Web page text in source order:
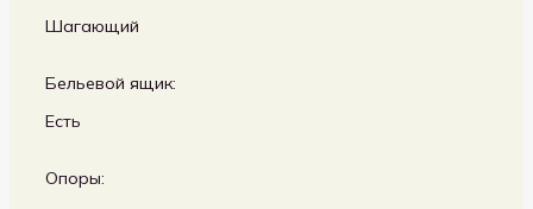
Шагающий
Бельевой ящик:
Есть
Опоры: